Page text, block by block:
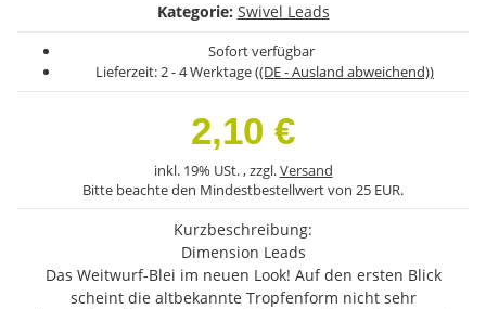
Kategorie: Swivel Leads
Sofort verfügbar
Lieferzeit:2 - 4 Werktage((DE - Ausland abweichend))
2,10 €
inkl. 19% USt. , zzgl.Versand
Bitte beachte den Mindestbestellwert von 25 EUR.
Kurzbeschreibung:
Dimension Leads
Das Weitwurf-Blei im neuen Look! Auf den ersten Blick
scheint die altbekannte Tropfenform nicht sehr